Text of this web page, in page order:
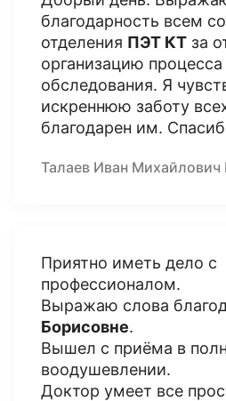
благодарность всем
отделения ПЭТ КТ за
организацию
обследования. Я
искреннюю заботу
благодарен им.
Талаев Иван
Приятно иметь дело с
профессионалом.
Выражаю слова
Борисовне.
Вышел с приёма в
воодушевлении.
Доктор умеет все